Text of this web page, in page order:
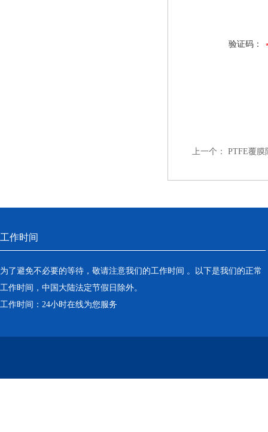
验证码：
上一个： PTFE覆膜
工作时间
为了避免不必要的等待，敬请注意我们的工作时间 。以下是我们的正常
工作时间，中国大陆法定节假日除外。
工作时间：24小时在线为您服务